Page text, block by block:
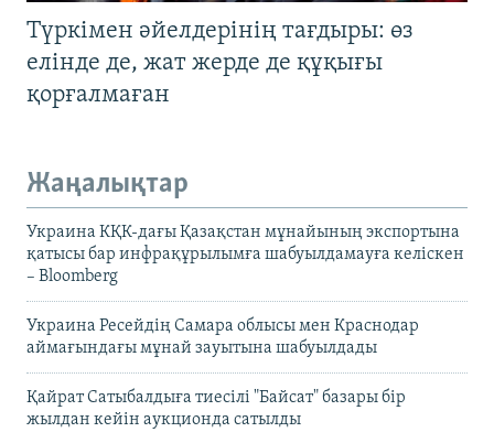
Түркімен әйелдерінің тағдыры: өз
елінде де, жат жерде де құқығы
қорғалмаған
Жаңалықтар
Украина КҚК-дағы Қазақстан мұнайының экспортына
қатысы бар инфрақұрылымға шабуылдамауға келіскен
– Bloomberg
Украина Ресейдің Самара облысы мен Краснодар
аймағындағы мұнай зауытына шабуылдады
Қайрат Сатыбалдыға тиесілі "Байсат" базары бір
жылдан кейін аукционда сатылды